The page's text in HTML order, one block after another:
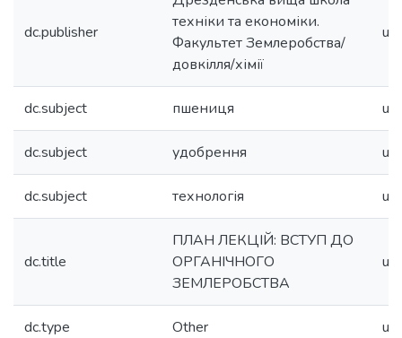
dc.publisher
техніки та економіки.
Факультет Землеробства/
довкілля/хімії
dc.subject пшениця
dc.subject удобрення
dc.subject технологія
dc.title
ПЛАН ЛЕКЦІЙ: ВСТУП ДО
ОРГАНІЧНОГО
ЗЕМЛЕРОБСТВА
dc.type Other